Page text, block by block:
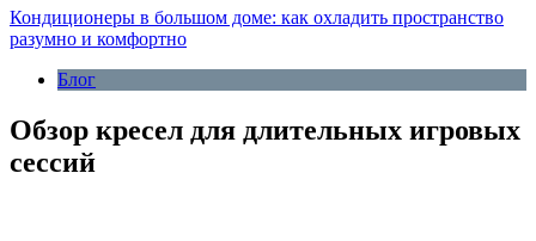
Кондиционеры в большом доме: как охладить пространство
разумно и комфортно
Блог
Обзор кресел для длительных игровых
сессий